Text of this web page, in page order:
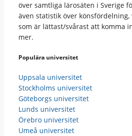
över samtliga lärosäten i Sverige
även statistik över
som är lättast/svårast att komma
mer.
Populära universitet
Uppsala universitet
Stockholms universitet
Göteborgs universitet
Lunds universitet
Örebro universitet
Umeå universitet